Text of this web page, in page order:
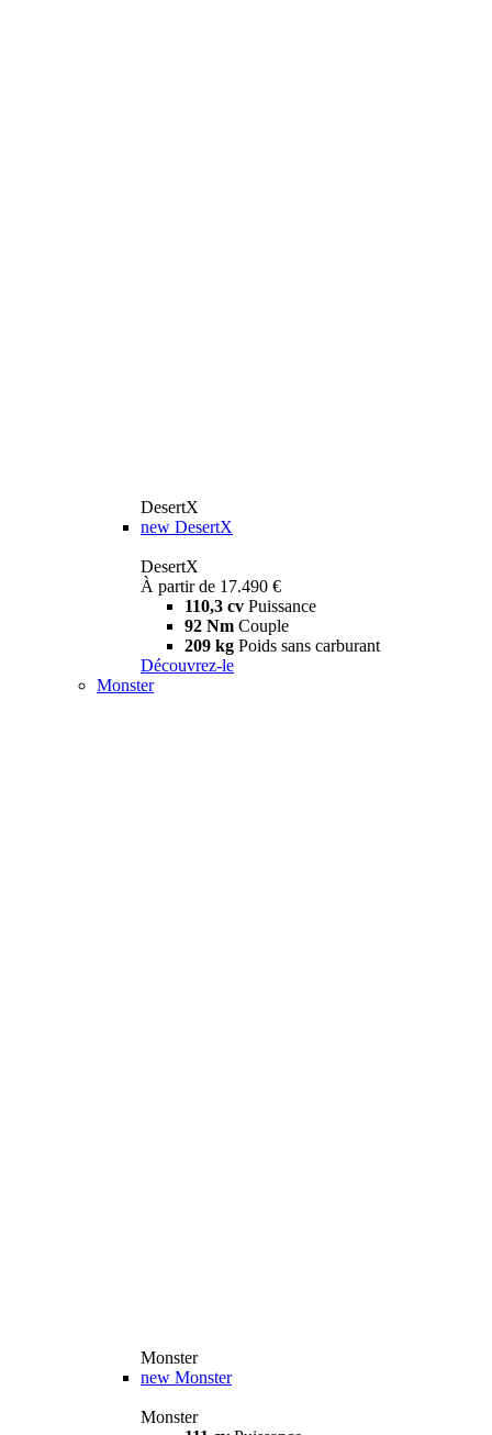
DesertX
new DesertX
DesertX
À partir de 17.490 €
110,3 cv Puissance
92 Nm Couple
209 kg Poids sans carburant
Découvrez-le
Monster
Monster
new Monster
Monster